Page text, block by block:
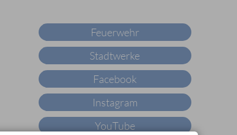
Feuerwehr
Stadtwerke
Facebook
Instagram
YouTube